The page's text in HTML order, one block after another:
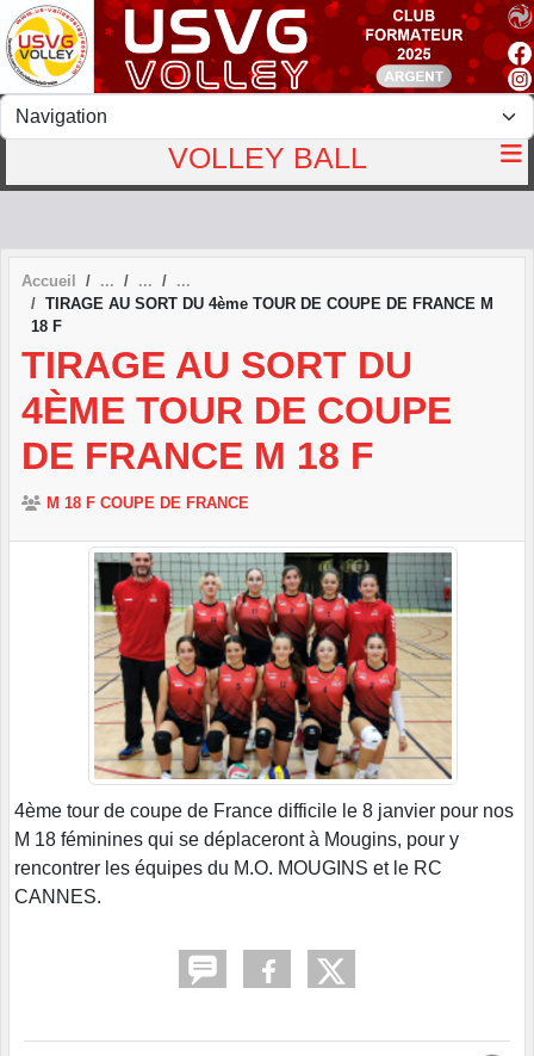
VOLLEY BALL
Accueil
TIRAGE AU SORT DU 4ème TOUR DE COUPE DE FRANCE M
18 F
TIRAGE AU SORT DU
4ÈME TOUR DE COUPE
DE FRANCE M 18 F
M 18 F COUPE DE FRANCE
4ème tour de coupe de France difficile le 8 janvier pour nos
M 18 féminines qui se déplaceront à Mougins, pour y
rencontrer les équipes du M.O. MOUGINS et le RC
CANNES.
Panneau de gestion des cookies